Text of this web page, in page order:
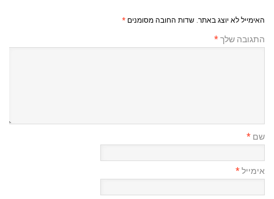
האימייל לא יוצג באתר. שדות החובה מסומנים *
התגובה שלך*
שם *
אימייל*